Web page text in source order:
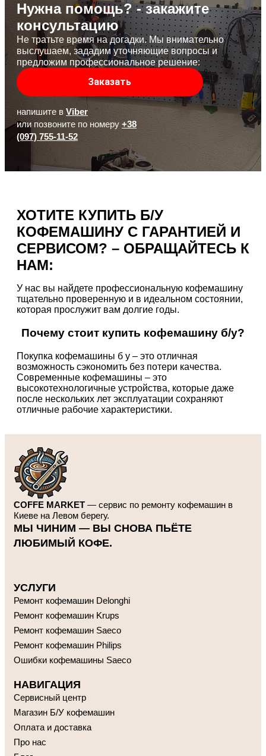
Нужна помощь? - закажите
консультацию
Не тратьте время на догадки. Мы внимательно
выслушаем, зададим уточняющие вопросы и
предложим профессиональное решение:
Заказать
напишите в Viber
или позвоните по номеру +38
(097) 755-11-52
ХОТИТЕ КУПИТЬ Б/У
КОФЕМАШИНУ С ГАРАНТИЕЙ И
СЕРВИСОМ? – ОБРАЩАЙТЕСЬ К
НАМ:
У нас вы найдете профессиональную кофемашину
тщательно проверенную и в идеальном состоянии,
которая прослужит вам долгие годы.
Почему стоит купить кофемашину б/у?
Покупка кофемашины б у – это отличная
возможность сэкономить без потери качества.
Современные кофемашины – это
высокотехнологичные устройства, которые даже
после нескольких лет эксплуатации сохраняют
отличные рабочие характеристики.
Экономия до 50-70% по сравнению с новой
техникой
Проверенное качество – все аппараты
проходят диагностику
Широкий выбор моделей от ведущих брендов
Гарантия и сервисное обслуживание
Экологичный выбор – продление срока
службы техники
бу от лучших мировы
1. Профессиональные кофемашины б/у
для кофеен, ресторанов и офисов.
Компактные и удобные модели для дома.
DeLonghi
Saeco
Melita
Philips
3. Автоматические и рожковые кофемашины
Разные типы для любителей эспрессо и капучино.
COFFE MARKET — сервис по ремонту кофемашин в
Киеве на Левом берегу.
МЫ ЧИНИМ — ВЫ СНОВА ПЬЁТЕ
ЛЮБИМЫЙ КОФЕ.
УСЛУГИ
Ремонт кофемашин Delonghi
Ремонт кофемашин Krups
Ремонт кофемашин Saeco
Ремонт кофемашин Philips
Ошибки кофемашины Saeco
НАВИГАЦИЯ
Сервисный центр
Магазин Б/У кофемашин
Оплата и доставка
Про нас